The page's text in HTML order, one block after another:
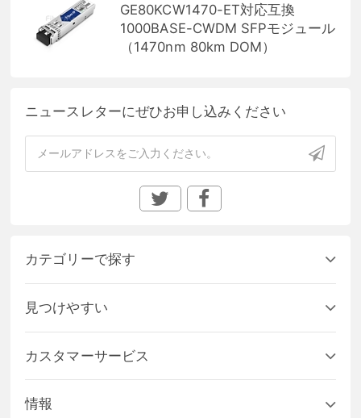
GE80KCW1470-ET対応互換
1000BASE-CWDM SFPモジュール
（1470nm 80km DOM）
ニュースレターにぜひお申し込みください
カテゴリーで探す
見つけやすい
カスタマーサービス
情報